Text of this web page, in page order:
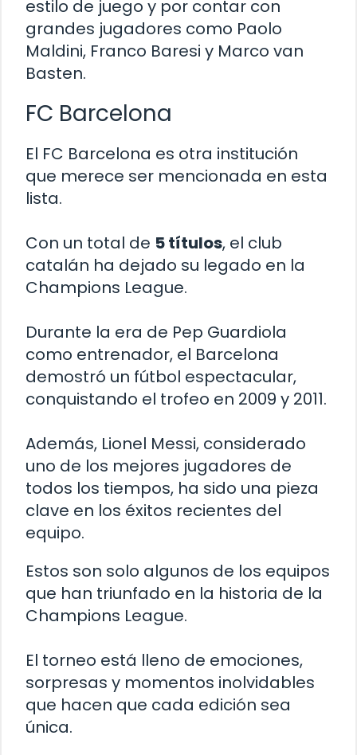
estilo de juego y por contar con
grandes jugadores como Paolo
Maldini, Franco Baresi y Marco van
Basten.
FC Barcelona
El FC Barcelona es otra institución
que merece ser mencionada en esta
lista.
Con un total de 5 títulos, el club
catalán ha dejado su legado en la
Champions League.
Durante la era de Pep Guardiola
como entrenador, el Barcelona
demostró un fútbol espectacular,
conquistando el trofeo en 2009 y 2011.
Además, Lionel Messi, considerado
uno de los mejores jugadores de
todos los tiempos, ha sido una pieza
clave en los éxitos recientes del
equipo.
Estos son solo algunos de los equipos
que han triunfado en la historia de la
Champions League.
El torneo está lleno de emociones,
sorpresas y momentos inolvidables
que hacen que cada edición sea
única.